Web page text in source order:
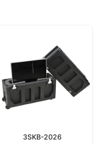
3SKB-2026